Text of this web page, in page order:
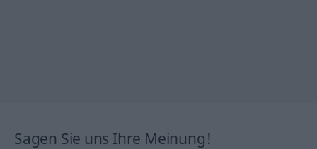
Sagen Sie uns Ihre Meinung!